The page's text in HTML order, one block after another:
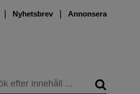
Nyhetsbrev Annonsera